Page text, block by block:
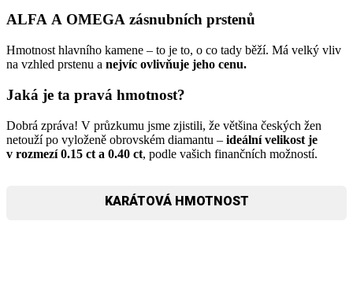
ALFA A OMEGA zásnubních prstenů
Hmotnost hlavního kamene – to je to, o co tady běží. Má velký vliv
na vzhled prstenu a nejvíc ovlivňuje jeho cenu.
Jaká je ta pravá hmotnost?
Dobrá zpráva! V průzkumu jsme zjistili, že většina českých žen
netouží po vyloženě obrovském diamantu – ideální velikost je
v rozmezí 0.15 ct a 0.40 ct, podle vašich finančních možností.
KARÁTOVÁ HMOTNOST